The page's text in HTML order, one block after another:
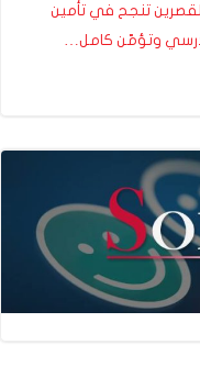
تنجح في تأمين